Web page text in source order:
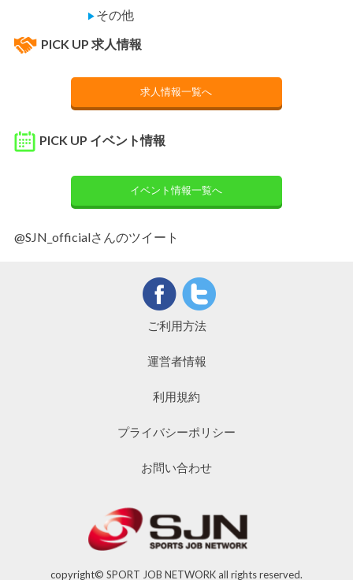
▶ その他
PICK UP 求人情報
求人情報一覧へ
PICK UP イベント情報
イベント情報一覧へ
@SJN_officialさんのツイート
ご利用方法
運営者情報
利用規約
プライバシーポリシー
お問い合わせ
copyright© SPORT JOB NETWORK all rights reserved.